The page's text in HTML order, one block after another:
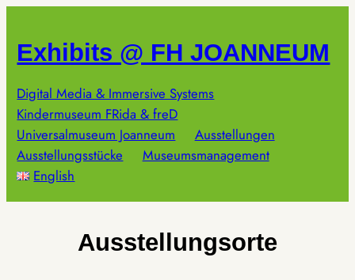
springen
Exhibits @ FH JOANNEUM
Digital Media & Immersive Systems
Kindermuseum FRida & freD
Universalmuseum Joanneum
Ausstellungen
Ausstellungsstücke
Museumsmanagement
English
Ausstellungsorte